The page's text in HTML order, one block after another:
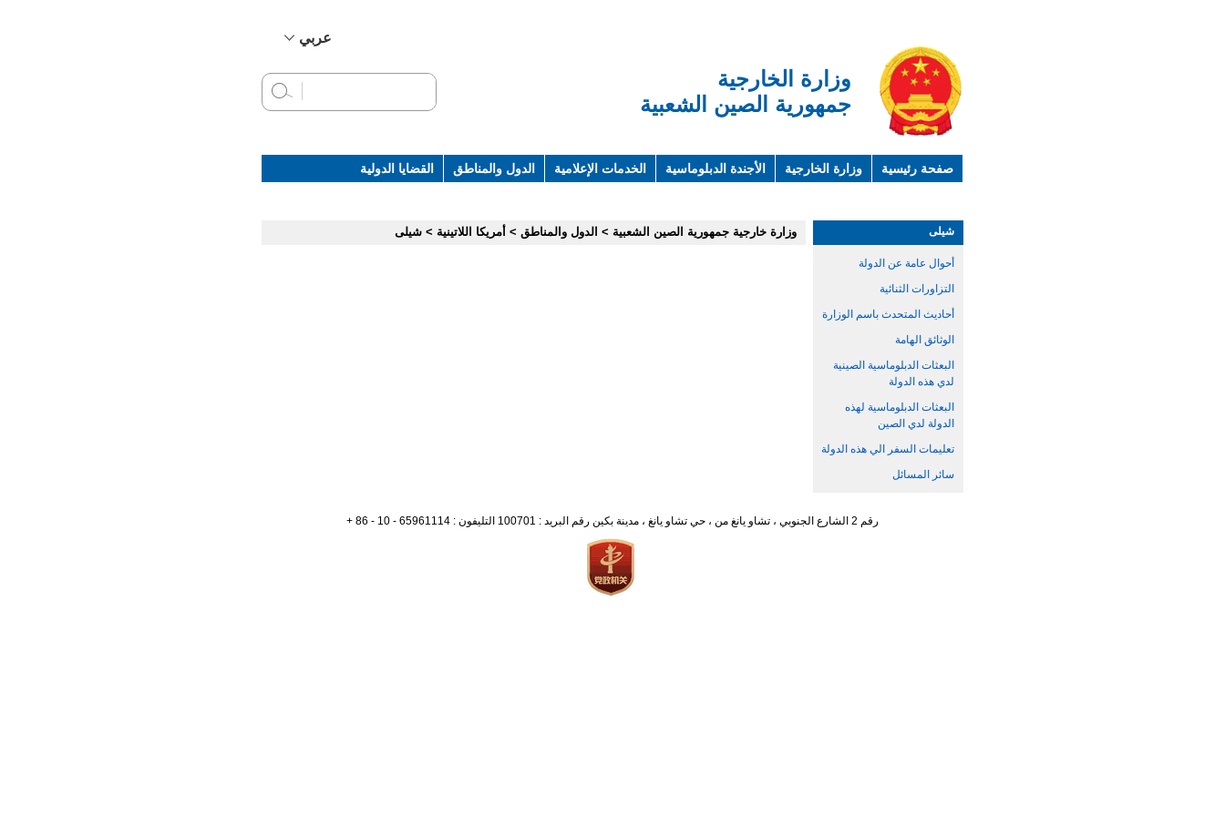
عربي
English
وزارة الخارجية
جمهورية الصين الشعبية
صفحة رئيسية وزارة الخارجية الأجندة الدبلوماسية الخدمات الإعلامية الدول والمناطق
القضايا الدولية
شيلى
أحوال عامة عن الدولة
التزاورات الثنائية
أحاديث المتحدث باسم الوزارة
الوثائق الهامة
البعثات الدبلوماسية الصينية
لدي هذه الدولة
البعثات الدبلوماسية لهذه
الدولة لدي الصين
تعليمات السفر الي هذه الدولة
سائر المسائل
وزارة خارجية جمهورية الصين الشعبية > الدول والمناطق > أمريكا اللاتينية > شيلى
رقم 2 الشارع الجنوبي ، تشاو يانغ من ، حي تشاو يانغ ، مدينة بكين رقم البريد : 100701 التليفون : 65961114 - 10 - 86 +